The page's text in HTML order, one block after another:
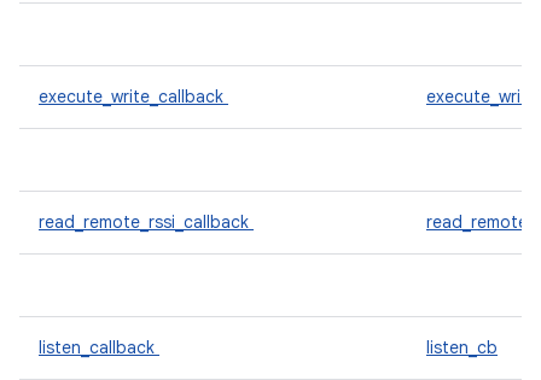
execute_write_callback
read_remote_rssi_callback
listen_callback listen_cb